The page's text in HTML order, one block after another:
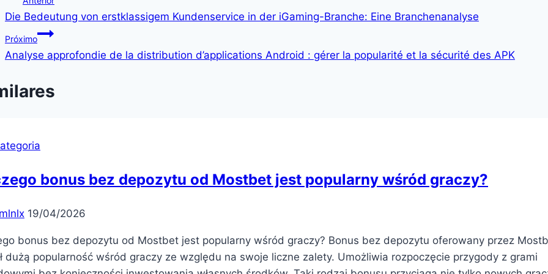
de
Post
Die Bedeutung von erstklassigem Kundenservice in der iGaming-Branche: Eine Branchenanalyse
Próximo
Analyse approfondie de la distribution d’applications Android : gérer la popularité et la sécurité des APK
bonus bez depozytu od Mostbet jest popularny wśród graczy?
19/04/2026
bonus bez depozytu od Mostbet jest popularny wśród graczy? Bonus bez depozytu oferowany przez
dużą popularność wśród graczy ze względu na swoje liczne zalety. Umożliwia rozpoczęcie przygody z grami